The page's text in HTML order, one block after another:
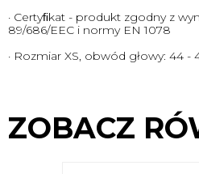
· Certyﬁkat - produkt zgodny z
89/686/EEC i normy EN 1078
· Rozmiar XS, obwód głowy: 44 -
ZOBACZ